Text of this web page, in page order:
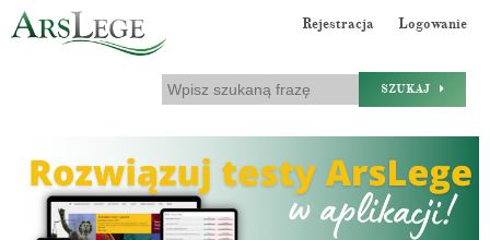
Rejestracja Logowanie
SZUKAJ